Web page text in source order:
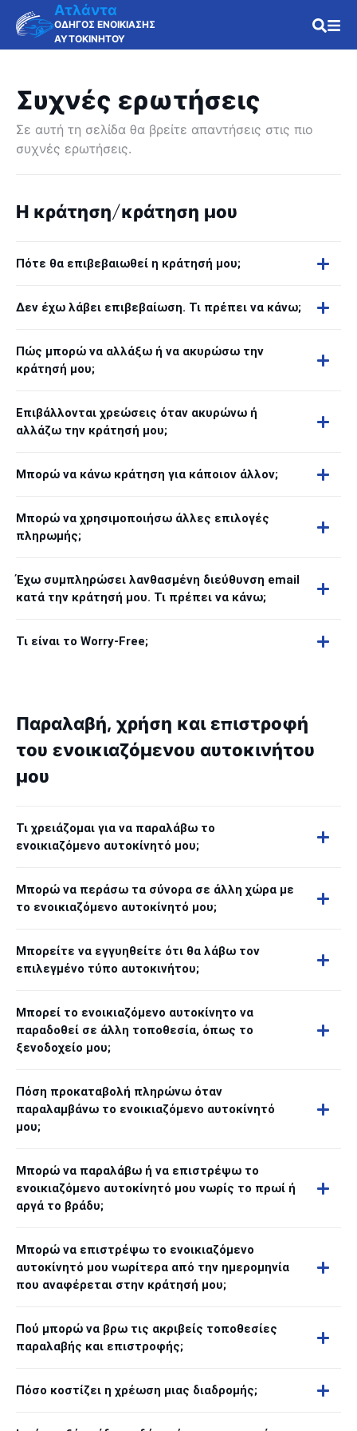
Ατλάντα
ΟΔΗΓΟΣ ΕΝΟΙΚΙΑΣΗΣ
ΑΥΤΟΚΙΝΗΤΟΥ
Συχνές ερωτήσεις
Σε αυτή τη σελίδα θα βρείτε απαντήσεις στις πιο
συχνές ερωτήσεις.
Η κράτηση/κράτηση μου
Πότε θα επιβεβαιωθεί η κράτησή μου;
Δεν έχω λάβει επιβεβαίωση. Τι πρέπει να κάνω;
Πώς μπορώ να αλλάξω ή να ακυρώσω την
κράτησή μου;
Επιβάλλονται χρεώσεις όταν ακυρώνω ή
αλλάζω την κράτησή μου;
Μπορώ να κάνω κράτηση για κάποιον άλλον;
Μπορώ να χρησιμοποιήσω άλλες επιλογές
πληρωμής;
Έχω συμπληρώσει λανθασμένη διεύθυνση email
κατά την κράτησή μου. Τι πρέπει να κάνω;
Τι είναι το Worry-Free;
Παραλαβή, χρήση και επιστροφή
του ενοικιαζόμενου αυτοκινήτου
μου
Τι χρειάζομαι για να παραλάβω το
ενοικιαζόμενο αυτοκίνητό μου;
Μπορώ να περάσω τα σύνορα σε άλλη χώρα με
το ενοικιαζόμενο αυτοκίνητό μου;
Μπορείτε να εγγυηθείτε ότι θα λάβω τον
επιλεγμένο τύπο αυτοκινήτου;
Μπορεί το ενοικιαζόμενο αυτοκίνητο να
παραδοθεί σε άλλη τοποθεσία, όπως το
ξενοδοχείο μου;
Πόση προκαταβολή πληρώνω όταν
παραλαμβάνω το ενοικιαζόμενο αυτοκίνητό
μου;
Μπορώ να παραλάβω ή να επιστρέψω το
ενοικιαζόμενο αυτοκίνητό μου νωρίς το πρωί ή
αργά το βράδυ;
Μπορώ να επιστρέψω το ενοικιαζόμενο
αυτοκίνητό μου νωρίτερα από την ημερομηνία
που αναφέρεται στην κράτησή μου;
Πού μπορώ να βρω τις ακριβείς τοποθεσίες
παραλαβής και επιστροφής;
Πόσο κοστίζει η χρέωση μιας διαδρομής;